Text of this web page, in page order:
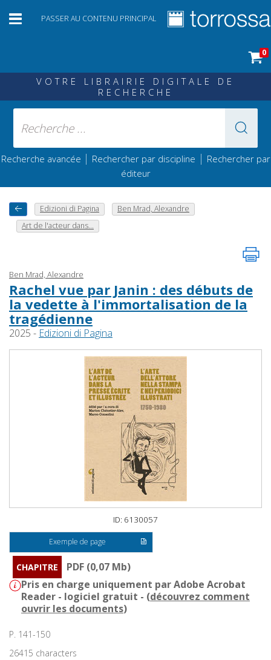
PASSER AU CONTENU PRINCIPAL
0
VOTRE LIBRAIRIE DIGITALE DE
RECHERCHE
Recherche avancée | Rechercher par discipline | Rechercher par
éditeur
Edizioni di Pagina
Ben Mrad, Alexandre
Art de l'acteur dans...
Ben Mrad, Alexandre
Rachel vue par Janin : des débuts de
la vedette à l'immortalisation de la
tragédienne
2025 - Edizioni di Pagina
ID: 6130057
Exemple de page
CHAPITRE
PDF (0,07 Mb)
Pris en charge uniquement par Adobe Acrobat
Reader - logiciel gratuit - (découvrez comment
ouvrir les documents)
P. 141-150
26415 characters